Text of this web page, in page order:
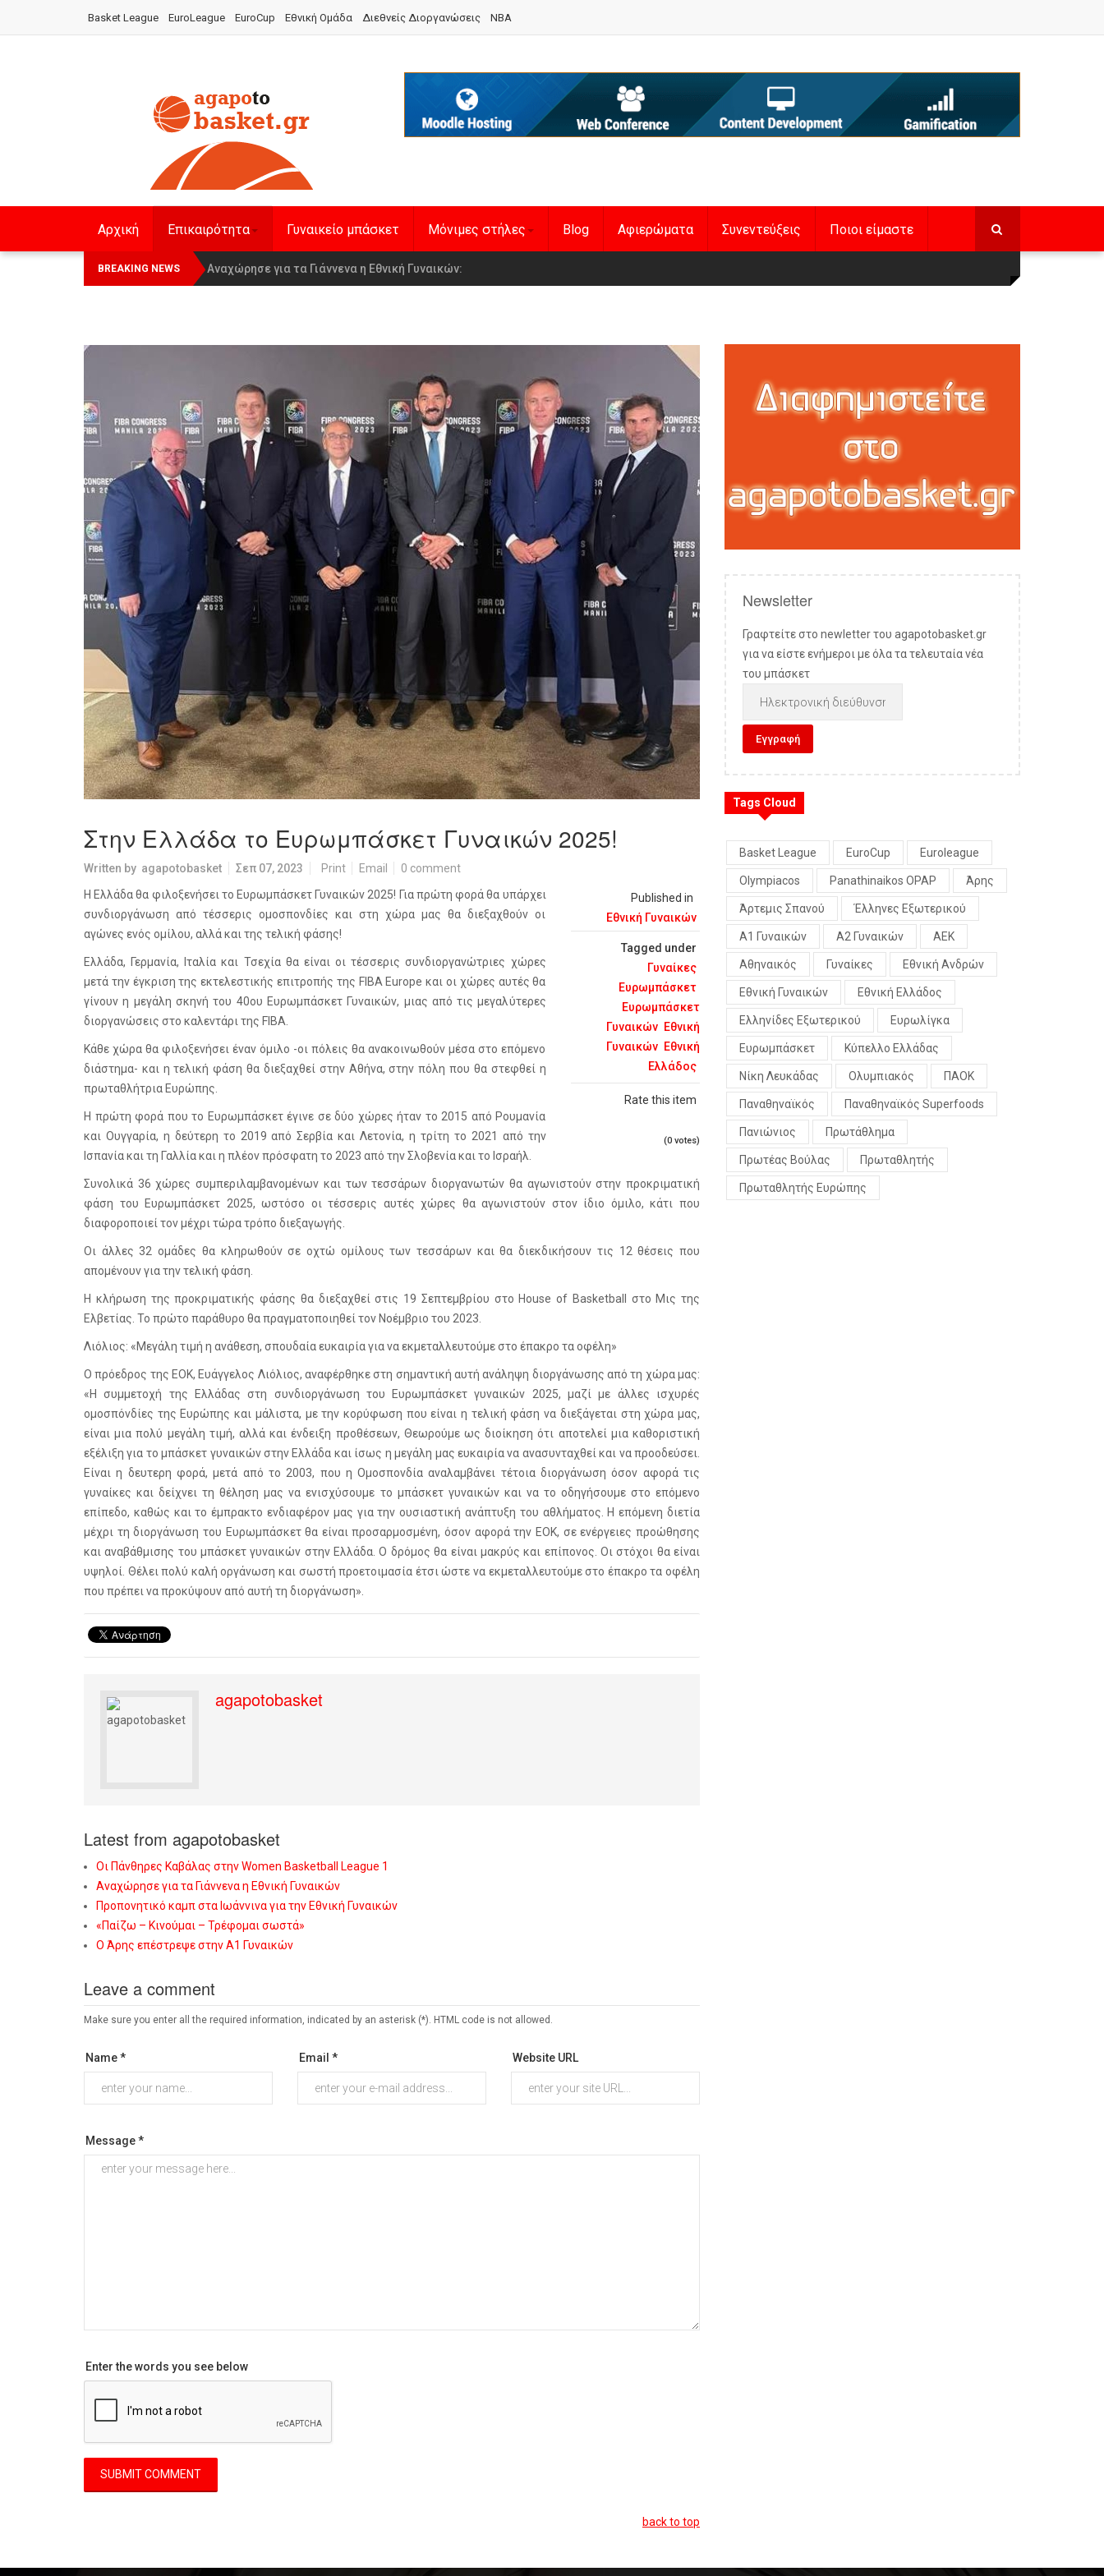
Basket League EuroLeague EuroCup Εθνική Ομάδα Διεθνείς Διοργανώσεις NBA
Αρχική Επικαιρότητα Γυναικείο μπάσκετ Μόνιμες στήλες Blog Αφιερώματα Συνεντεύξεις Ποιοι είμαστε
BREAKING NEWS Οι Πάνθηρες Καβάλας στην Women Basketball League 1
Αναχώρησε για τα Γιάννενα η Εθνική Γυναικών
Στην Ελλάδα το Ευρωμπάσκετ Γυναικών 2025!
Written by agapotobasket Σεπ 07, 2023 Print Email 0 comment
Published in
Εθνική Γυναικών
Tagged under
Γυναίκες
Ευρωμπάσκετ
Ευρωμπάσκετ
Γυναικών Εθνική
Γυναικών Εθνική
Ελλάδος
Rate this item
(0 votes)
Η Ελλάδα θα φιλοξενήσει το Ευρωμπάσκετ Γυναικών 2025! Για πρώτη φορά θα υπάρχει
συνδιοργάνωση από τέσσερις ομοσπονδίες και στη χώρα μας θα διεξαχθούν οι
αγώνες ενός ομίλου, αλλά και της τελική φάσης!
Ελλάδα, Γερμανία, Ιταλία και Τσεχία θα είναι οι τέσσερις συνδιοργανώτριες χώρες
μετά την έγκριση της εκτελεστικής επιτροπής της FIBA Europe και οι χώρες αυτές θα
γίνουν η μεγάλη σκηνή του 40ου Ευρωμπάσκετ Γυναικών, μιας από τις μεγαλύτερες
διοργανώσεις στο καλεντάρι της FIBA.
Κάθε χώρα θα φιλοξενήσει έναν όμιλο -οι πόλεις θα ανακοινωθούν μέσα στο επόμενο
διάστημα- και η τελική φάση θα διεξαχθεί στην Αθήνα, στην πόλη που θα στεφθεί η
πρωταθλήτρια Ευρώπης.
Η πρώτη φορά που το Ευρωμπάσκετ έγινε σε δύο χώρες ήταν το 2015 από Ρουμανία
και Ουγγαρία, η δεύτερη το 2019 από Σερβία και Λετονία, η τρίτη το 2021 από την
Ισπανία και τη Γαλλία και η πλέον πρόσφατη το 2023 από την Σλοβενία και το Ισραήλ.
Συνολικά 36 χώρες συμπεριλαμβανομένων και των τεσσάρων διοργανωτών θα αγωνιστούν στην προκριματική
φάση του Ευρωμπάσκετ 2025, ωστόσο οι τέσσερις αυτές χώρες θα αγωνιστούν στον ίδιο όμιλο, κάτι που
διαφοροποιεί τον μέχρι τώρα τρόπο διεξαγωγής.
Οι άλλες 32 ομάδες θα κληρωθούν σε οχτώ ομίλους των τεσσάρων και θα διεκδικήσουν τις 12 θέσεις που
απομένουν για την τελική φάση.
Η κλήρωση της προκριματικής φάσης θα διεξαχθεί στις 19 Σεπτεμβρίου στο House of Basketball στο Μις της
Ελβετίας. Το πρώτο παράθυρο θα πραγματοποιηθεί τον Νοέμβριο του 2023.
Λιόλιος: «Μεγάλη τιμή η ανάθεση, σπουδαία ευκαιρία για να εκμεταλλευτούμε στο έπακρο τα οφέλη»
Ο πρόεδρος της ΕΟΚ, Ευάγγελος Λιόλιος, αναφέρθηκε στη σημαντική αυτή ανάληψη διοργάνωσης από τη χώρα μας:
«Η συμμετοχή της Ελλάδας στη συνδιοργάνωση του Ευρωμπάσκετ γυναικών 2025, μαζί με άλλες ισχυρές
ομοσπόνδίες της Ευρώπης και μάλιστα, με την κορύφωση που είναι η τελική φάση να διεξάγεται στη χώρα μας,
είναι μια πολύ μεγάλη τιμή, αλλά και ένδειξη προθέσεων, Θεωρούμε ως διοίκηση ότι αποτελεί μια καθοριστική
εξέλιξη για το μπάσκετ γυναικών στην Ελλάδα και ίσως η μεγάλη μας ευκαιρία να ανασυνταχθεί και να προοδεύσει.
Είναι η δευτερη φορά, μετά από το 2003, που η Ομοσπονδία αναλαμβάνει τέτοια διοργάνωση όσον αφορά τις
γυναίκες και δείχνει τη θέληση μας να ενισχύσουμε το μπάσκετ γυναικών και να το οδηγήσουμε στο επόμενο
επίπεδο, καθώς και το έμπρακτο ενδιαφέρον μας για την ουσιαστική ανάπτυξη του αθλήματος. Η επόμενη διετία
μέχρι τη διοργάνωση του Ευρωμπάσκετ θα είναι προσαρμοσμένη, όσον αφορά την ΕΟΚ, σε ενέργειες προώθησης
και αναβάθμισης του μπάσκετ γυναικών στην Ελλάδα. Ο δρόμος θα είναι μακρύς και επίπονος. Οι στόχοι θα είναι
υψηλοί. Θέλει πολύ καλή οργάνωση και σωστή προετοιμασία έτσι ώστε να εκμεταλλευτούμε στο έπακρο τα οφέλη
που πρέπει να προκύψουν από αυτή τη διοργάνωση».
agapotobasket
Latest from agapotobasket
Οι Πάνθηρες Καβάλας στην Women Basketball League 1
Αναχώρησε για τα Γιάννενα η Εθνική Γυναικών
Προπονητικό καμπ στα Ιωάννινα για την Εθνική Γυναικών
«Παίζω – Κινούμαι – Τρέφομαι σωστά»
Ο Άρης επέστρεψε στην Α1 Γυναικών
Leave a comment
Make sure you enter all the required information, indicated by an asterisk (*). HTML code is not allowed.
Name * Email * Website URL
Message *
Enter the words you see below
back to top
Newsletter
Γραφτείτε στο newletter του agapotobasket.gr
για να είστε ενήμεροι με όλα τα τελευταία νέα
του μπάσκετ
Tags Cloud
Basket League EuroCup Euroleague
Olympiacos Panathinaikos OPAP Άρης
Άρτεμις Σπανού Έλληνες Εξωτερικού
Α1 Γυναικών Α2 Γυναικών ΑΕΚ
Αθηναικός Γυναίκες Εθνική Ανδρών
Εθνική Γυναικών Εθνική Ελλάδος
Ελληνίδες Εξωτερικού Ευρωλίγκα
Ευρωμπάσκετ Κύπελλο Ελλάδας
Νίκη Λευκάδας Ολυμπιακός ΠΑΟΚ
Παναθηναϊκός Παναθηναϊκός Superfoods
Πανιώνιος Πρωτάθλημα
Πρωτέας Βούλας Πρωταθλητής
Πρωταθλητής Ευρώπης